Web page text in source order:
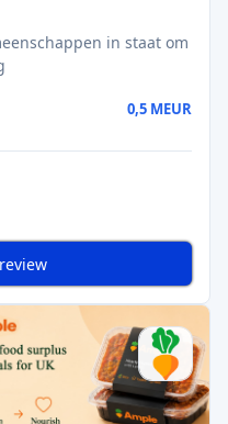
in staat om
0,5 MEUR